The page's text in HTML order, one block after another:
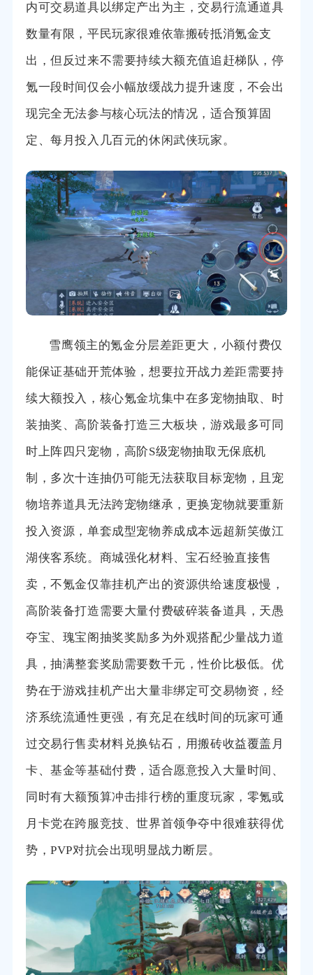
内可交易道具以绑定产出为主，交易行流通道具
数量有限，平民玩家很难依靠搬砖抵消氪金支
出，但反过来不需要持续大额充值追赶梯队，停
氪一段时间仅会小幅放缓战力提升速度，不会出
现完全无法参与核心玩法的情况，适合预算固
定、每月投入几百元的休闲武侠玩家。
雪鹰领主的氪金分层差距更大，小额付费仅
能保证基础开荒体验，想要拉开战力差距需要持
续大额投入，核心氪金坑集中在多宠物抽取、时
装抽奖、高阶装备打造三大板块，游戏最多可同
时上阵四只宠物，高阶S级宠物抽取无保底机
制，多次十连抽仍可能无法获取目标宠物，且宠
物培养道具无法跨宠物继承，更换宠物就要重新
投入资源，单套成型宠物养成成本远超新笑傲江
湖侠客系统。商城强化材料、宝石经验直接售
卖，不氪金仅靠挂机产出的资源供给速度极慢，
高阶装备打造需要大量付费破碎装备道具，天愚
夺宝、瑰宝阁抽奖奖励多为外观搭配少量战力道
具，抽满整套奖励需要数千元，性价比极低。优
势在于游戏挂机产出大量非绑定可交易物资，经
济系统流通性更强，有充足在线时间的玩家可通
过交易行售卖材料兑换钻石，用搬砖收益覆盖月
卡、基金等基础付费，适合愿意投入大量时间、
同时有大额预算冲击排行榜的重度玩家，零氪或
月卡党在跨服竞技、世界首领争夺中很难获得优
势，PVP对抗会出现明显战力断层。